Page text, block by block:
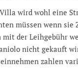
wird wohl eine
müssen wenn sie
mit der Leihgebühr
nicht gekauft
zahlen